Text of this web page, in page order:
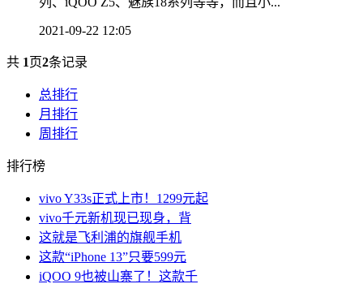
2021-09-22 12:05
共 1页2条记录
总排行
月排行
周排行
排行榜
vivo Y33s正式上市！1299元起
vivo千元新机现已现身，背
这就是飞利浦的旗舰手机
这款“iPhone 13”只要599元
iQOO 9也被山寨了！这款千